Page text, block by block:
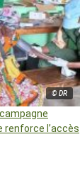
© DR
l’accès